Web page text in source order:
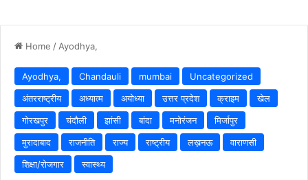
Home / Ayodhya,
Ayodhya, Chandauli mumbai
Uncategorized
अंतरराष्ट्रीय
अध्यात्म अयोध्या उत्तर प्रदेश क्राइम
खेल
गोरखपुर
चंदौली झांसी बांदा मनोरंजन
मिर्जापुर
मुरादाबाद
राजनीति राज्य राष्ट्रीय लख़नऊ
वाराणसी
शिक्षा/रोजगार
स्वास्थ्य